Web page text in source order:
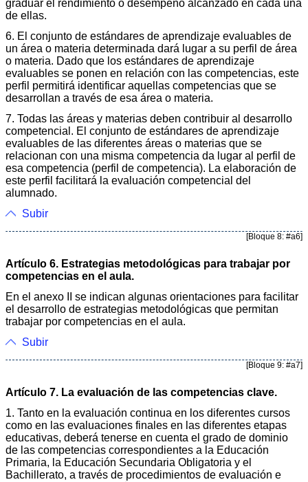
graduar el rendimiento o desempeño alcanzado en cada una
de ellas.
6. El conjunto de estándares de aprendizaje evaluables de
un área o materia determinada dará lugar a su perfil de área
o materia. Dado que los estándares de aprendizaje
evaluables se ponen en relación con las competencias, este
perfil permitirá identificar aquellas competencias que se
desarrollan a través de esa área o materia.
7. Todas las áreas y materias deben contribuir al desarrollo
competencial. El conjunto de estándares de aprendizaje
evaluables de las diferentes áreas o materias que se
relacionan con una misma competencia da lugar al perfil de
esa competencia (perfil de competencia). La elaboración de
este perfil facilitará la evaluación competencial del
alumnado.
Subir
[Bloque 8: #a6]
Artículo 6. Estrategias metodológicas para trabajar por
competencias en el aula.
En el anexo II se indican algunas orientaciones para facilitar
el desarrollo de estrategias metodológicas que permitan
trabajar por competencias en el aula.
Subir
[Bloque 9: #a7]
Artículo 7. La evaluación de las competencias clave.
1. Tanto en la evaluación continua en los diferentes cursos
como en las evaluaciones finales en las diferentes etapas
educativas, deberá tenerse en cuenta el grado de dominio
de las competencias correspondientes a la Educación
Primaria, la Educación Secundaria Obligatoria y el
Bachillerato, a través de procedimientos de evaluación e